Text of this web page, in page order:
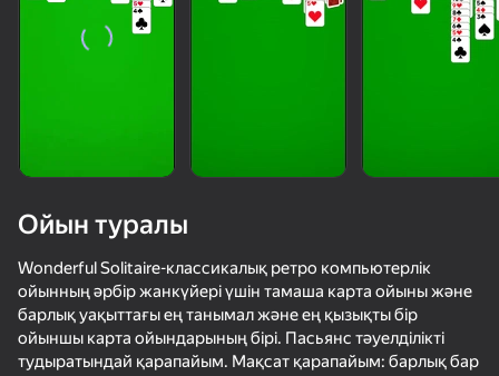
Solitaire Classic Klondike
Will it Crush? Кликер Дробилка
53
Косынка: пасьянс
70 64
Ойын туралы
Wonderful Solitaire-классикалық ретро компьютерлік
ойынның әрбір жанкүйері үшін тамаша карта ойыны және
барлық уақыттағы ең танымал және ең қызықты бір
ойыншы карта ойындарының бірі. Пасьянс тәуелділікті
тудыратындай қарапайым. Мақсат қарапайым: барлық бар